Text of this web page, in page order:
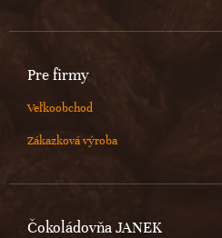
Pre firmy
Veľkoobchod
Zákazková výroba
Čokoládovňa JANEK